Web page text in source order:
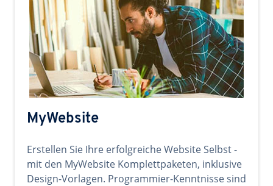
MyWebsite
Erstellen Sie Ihre erfolgreiche Website Selbst -
mit den MyWebsite Komplettpaketen, inklusive
Design-Vorlagen. Programmier-Kenntnisse sind